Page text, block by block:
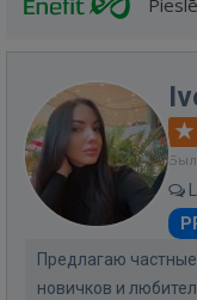
Был
Предлагаю
новичков и